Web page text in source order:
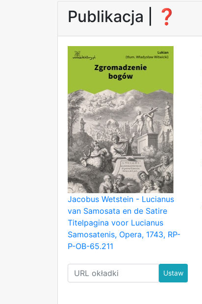
Publikacja | ❓
Jacobus Wetstein - Lucianus
van Samosata en de Satire
Titelpagina voor Lucianus
Samosatenis, Opera, 1743, RP-
P-OB-65.211
Ustaw